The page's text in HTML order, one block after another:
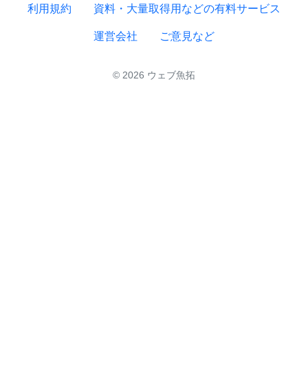
利用規約 資料・大量取得用などの有料サービス
運営会社 ご意見など
© 2026 ウェブ魚拓